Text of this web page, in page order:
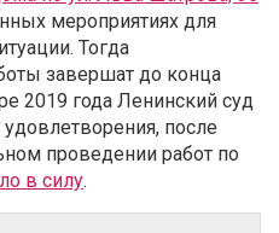
мероприятиях для
Тогда
завершат до конца
2019 года Ленинский суд
после
проведении работ по
в силу.